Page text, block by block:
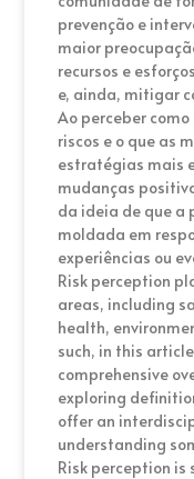
prevenção e
maior
recursos e
e, ainda, mitigar
Ao perceber
riscos e o que as
estratégias mais
mudanças
da ideia de que a
moldada em
experiências ou
Risk perception
areas, including
health,
such, in this
comprehensive
exploring
offer an
understanding
Risk perception